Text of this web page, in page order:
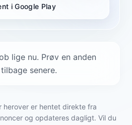
i Google Play
lige nu. Prøv en anden
senere.
herover er hentet direkte fra
og opdateres dagligt. Vil du